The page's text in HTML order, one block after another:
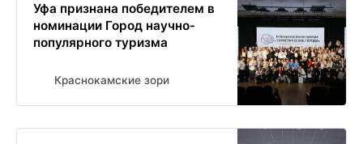
Уфа признана победителем в
номинации Город научно-
популярного туризма
Краснокамские зори